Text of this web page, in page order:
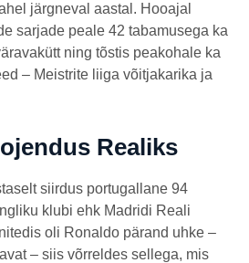
järgneval aastal. Hooajal
sarjade peale 42 tabamusega ka
ning tõstis peakohale ka
– Meistrite liiga võitjakarika ja
Realiks
siirdus portugallane 94
klubi ehk Madridi Reali
oli Ronaldo pärand uhke –
– siis võrreldes sellega, mis